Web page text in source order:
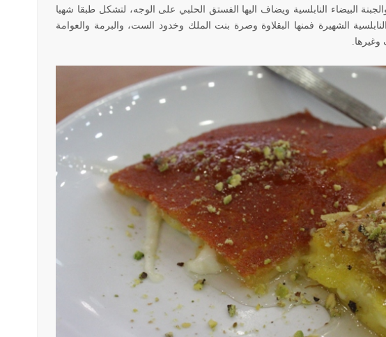
البيضاء النابلسية ويضاف اليها الفستق الحلبي على الوجه، لتشكل طبقا شهيا
الشهيرة فمنها البقلاوة وصرة بنت الملك وخدود الست، والبرمة والعوامة
وغيرها.